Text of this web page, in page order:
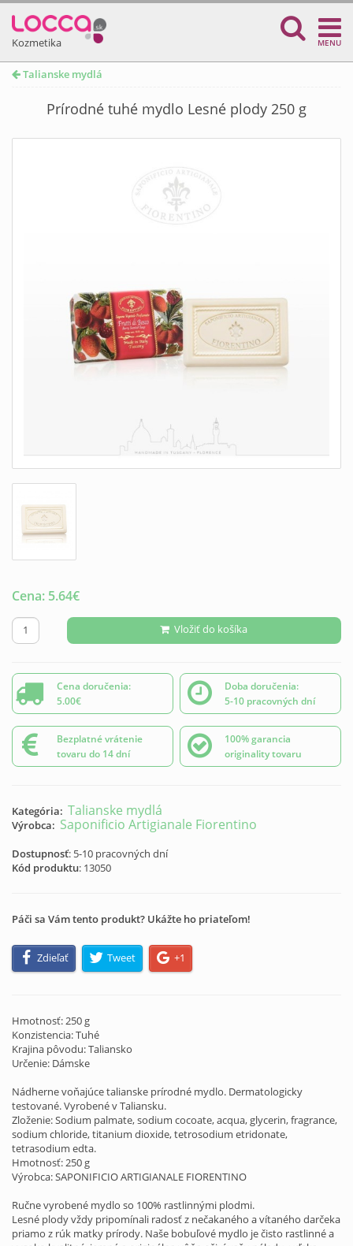
Kozmetika MENU
Talianske mydlá
Prírodné tuhé mydlo Lesné plody 250 g
Cena: 5.64€
Vložiť do košíka
Cena doručenia:
5.00€
Doba doručenia:
5-10 pracovných dní
Bezplatné vrátenie
tovaru do 14 dní
100% garancia
originality tovaru
Kategória: Talianske mydlá
Výrobca: Saponificio Artigianale Fiorentino
Dostupnosť: 5-10 pracovných dní
Kód produktu: 13050
Páči sa Vám tento produkt? Ukážte ho priateľom!
Zdieľať Tweet +1
Hmotnosť: 250 g
Konzistencia: Tuhé
Krajina pôvodu: Taliansko
Určenie: Dámske
Nádherne voňajúce talianske prírodné mydlo. Dermatologicky
testované. Vyrobené v Taliansku.
Zloženie: Sodium palmate, sodium cocoate, acqua, glycerin, fragrance,
sodium chloride, titanium dioxide, tetrosodium etridonate,
tetrasodium edta.
Hmotnosť: 250 g
Výrobca: SAPONIFICIO ARTIGIANALE FIORENTINO
Ručne vyrobené mydlo so 100% rastlinnými plodmi.
Lesné plody vždy pripomínali radosť z nečakaného a vítaného darčeka
priamo z rúk matky prírody. Naše bobuľové mydlo je čisto rastlinné a